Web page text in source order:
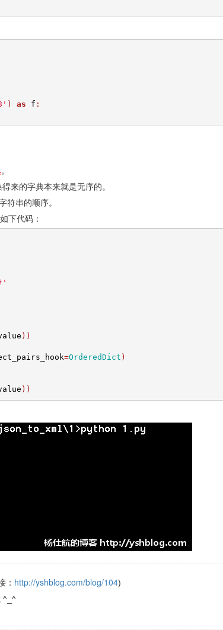
) as f :
。
来的字典本来就是无序的。
符串的顺序。
下代码：
))
=OrderedDict )
))
： http://yshblog.com/blog/104)
^_^